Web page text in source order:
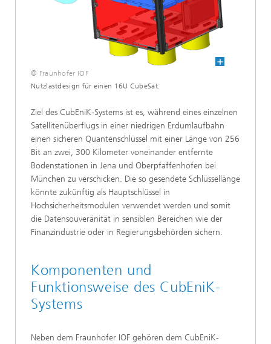
© Fraunhofer IOF
Nutzlastdesign für einen 16U CubeSat.
Ziel des CubEniK-Systems ist es, während eines einzelnen
Satellitenüberflugs in einer niedrigen Erdumlaufbahn
einen sicheren Quantenschlüssel mit einer Länge von 256
Bit an zwei, 300 Kilometer voneinander entfernte
Bodenstationen in Jena und Oberpfaffenhofen bei
München zu verschicken. Die so gesendete Schlüssellänge
könnte zukünftig als Hauptschlüssel in
Hochsicherheitsmodulen verwendet werden und somit
die Datensouveränität in sensiblen Bereichen wie der
Finanzindustrie oder in Regierungsbehörden sichern.
Komponenten und
Funktionsweise des CubEniK-
Systems
Neben dem Fraunhofer IOF gehören dem CubEniK-